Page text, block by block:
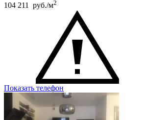
104 211 руб./м2
Показать телефон